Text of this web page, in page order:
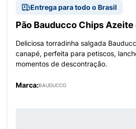
Entrega para todo o Brasil
Pão Bauducco Chips Azeite
Deliciosa torradinha salgada
canapé, perfeita para petiscos,
momentos de descontração.
Marca:BAUDUCCO